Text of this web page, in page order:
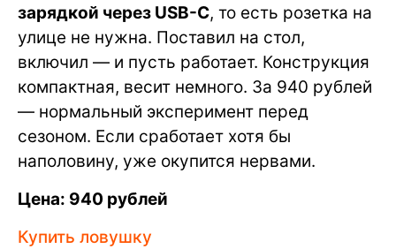
зарядкой через USB-C, то есть розетка на
улице не нужна. Поставил на стол,
включил — и пусть работает. Конструкция
компактная, весит немного. За 940 рублей
— нормальный эксперимент перед
сезоном. Если сработает хотя бы
наполовину, уже окупится нервами.
Цена: 940 рублей
Купить ловушку